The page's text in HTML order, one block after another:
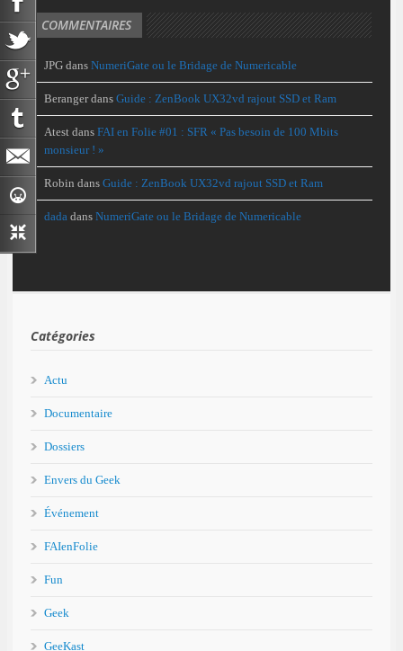
COMMENTAIRES
JPG dans NumeriGate ou le Bridage de Numericable
Berangerdans Guide : ZenBook UX32vd rajout SSD et Ram
Atest dans FAI en Folie #01 : SFR « Pas besoin de 100 Mbits
monsieur ! »
Robin dans Guide : ZenBook UX32vd rajout SSD et Ram
dada dans NumeriGate ou le Bridage de Numericable
Catégories
Actu
Documentaire
Dossiers
Envers du Geek
Événement
FAIenFolie
Fun
Geek
GeeKast